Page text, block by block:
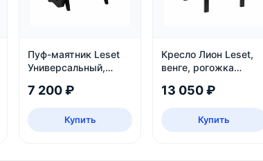
Пуф-маятник Leset
Универсальный,
7 200 ₽
Купить
Кресло Лион Leset,
венге, рогожка
кг
13 050 ₽
Купить